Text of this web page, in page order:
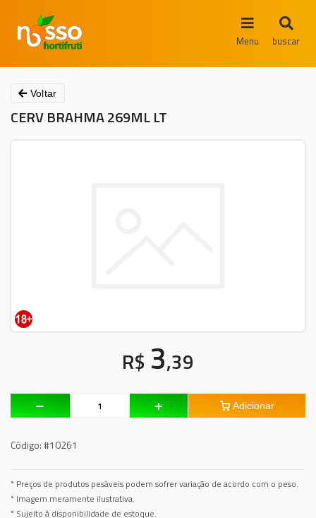
Menu buscar
Voltar
CERV BRAHMA 269ML LT
R$ 3,39
Adicionar
Código:#10261
* Preços de produtos pesáveis podem sofrer variação de acordo com o peso.
* Imagem meramente ilustrativa.
* Sujeito à disponibilidade de estoque.